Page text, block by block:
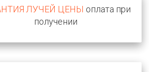
ЛУЧЕЙ ЦЕНЫ оплата при
получении